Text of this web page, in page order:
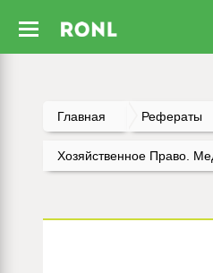
Главная Рефераты
Хозяйственное Право.